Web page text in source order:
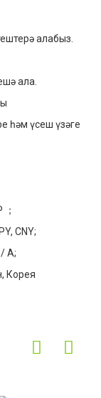
алабыз.
ала.
һәм үсеш үзәге
CNY;
A;
Корея